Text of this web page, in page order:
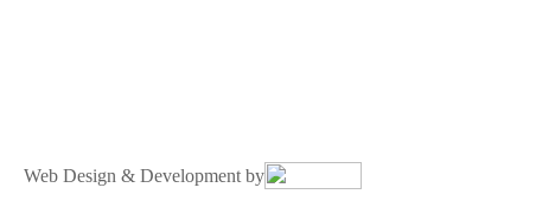
Web Design & Development by